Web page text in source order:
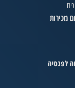
מכירות
לפנסיה